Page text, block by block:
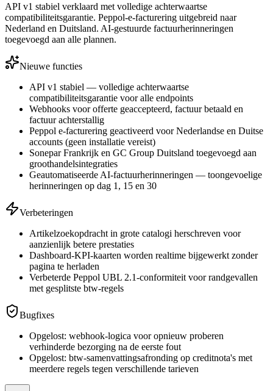
API v1 stabiel verklaard met volledige achterwaartse
compatibiliteitsgarantie. Peppol-e-facturering uitgebreid naar
Nederland en Duitsland. AI-gestuurde factuurherinneringen
toegevoegd aan alle plannen.
Nieuwe functies
API v1 stabiel — volledige achterwaartse
compatibiliteitsgarantie voor alle endpoints
Webhooks voor offerte geaccepteerd, factuur betaald en
factuur achterstallig
Peppol e-facturering geactiveerd voor Nederlandse en Duitse
accounts (geen installatie vereist)
Sonepar Frankrijk en GC Group Duitsland toegevoegd aan
groothandelsintegraties
Geautomatiseerde AI-factuurherinneringen — toongevoelige
herinneringen op dag 1, 15 en 30
Verbeteringen
Artikelzoekopdracht in grote catalogi herschreven voor
aanzienlijk betere prestaties
Dashboard-KPI-kaarten worden realtime bijgewerkt zonder
pagina te herladen
Verbeterde Peppol UBL 2.1-conformiteit voor randgevallen
met gesplitste btw-regels
Bugfixes
Opgelost: webhook-logica voor opnieuw proberen
verhinderde bezorging na de eerste fout
Opgelost: btw-samenvattingsafronding op creditnota's met
meerdere regels tegen verschillende tarieven